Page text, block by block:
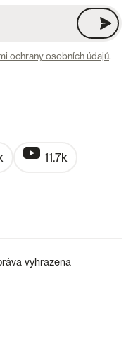
ochrany osobních údajů.
11.7k
vyhrazena